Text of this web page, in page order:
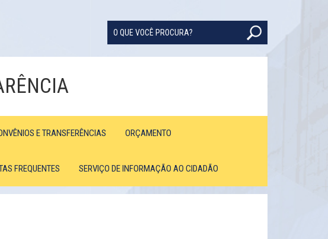
E TRANSFERÊNCIAS ORÇAMENTO
FREQUENTES SERVIÇO DE INFORMAÇÃO AO CIDADÃO